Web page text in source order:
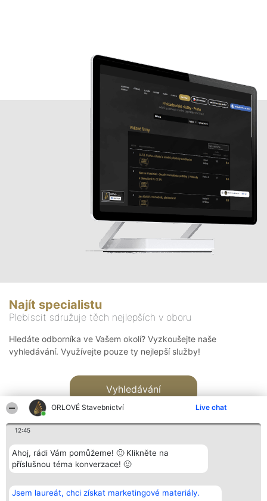
ORLOVÉ Stavebnictví Live chat
12:45
Ahoj, rádi Vám pomůžeme! 🙂 Klikněte na
příslušnou téma konverzace! 🙂
Jsem laureát, chci získat marketingové materiály.
Najít specialistu
Plebiscit sdružuje těch nejlepších v oboru
Hledáte odborníka ve Vašem okolí? Vyzkoušejte naše
vyhledávání. Využívejte pouze ty nejlepší služby!
Vyhledávání
Bright Side Solutions sp. z o.
o. sp. k.
Vítězové
Seznam všech
Kontakt